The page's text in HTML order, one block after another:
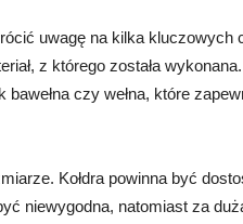
uwagę na kilka
z którego została
bawełna czy wełna, które
Kołdra powinna być
niewygodna, natomiast za